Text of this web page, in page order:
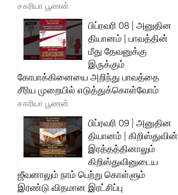
சகரியா பூணன்
பிப்ரவரி 08 | அனுதின
தியானம் | பாவத்தின்
மீது தேவனுக்கு
இருக்கும்
கோபாக்கினையை அறிந்து பாவத்தை
சீரிய முறையில் எடுத்துக்கொள்வோம்
சகரியா பூணன்
பிப்ரவரி 09 | அனுதின
தியானம் | கிறிஸ்துவின்
இரத்தத்தினாலும்
கிறிஸ்துவினுடைய
ஜீவனாலும் நாம் பெற்று கொள்ளும்
இரண்டு விதமான இரட்சிப்பு